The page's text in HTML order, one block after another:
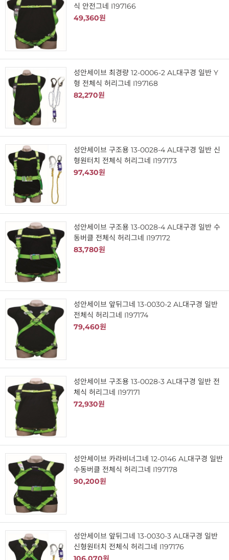
식 안전그네 I197166
49,360원
성안세이브 최경량 12-0006-2 AL대구경 일반 Y
형 전체식 허리그네 I197168
82,270원
성안세이브 구조용 13-0028-4 AL대구경 일반 신
형원터치 전체식 허리그네 I197173
97,430원
성안세이브 구조용 13-0028-4 AL대구경 일반 수
동버클 전체식 허리그네 I197172
83,780원
성안세이브 앞뒤그네 13-0030-2 AL대구경 일반
전체식 허리그네 I197174
79,460원
성안세이브 구조용 13-0028-3 AL대구경 일반 전
체식 허리그네 I197171
72,930원
성안세이브 카라비너그네 12-0146 AL대구경 일반
수동버클 전체식 허리그네 I197178
90,200원
성안세이브 앞뒤그네 13-0030-3 AL대구경 일반
신형원터치 전체식 허리그네 I197176